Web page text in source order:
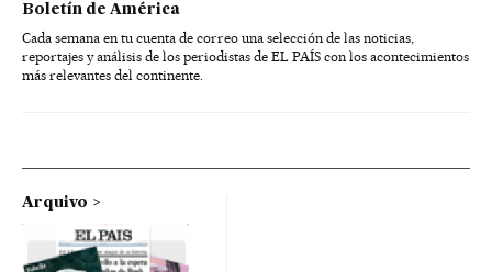
Boletín de América
Cada semana en tu cuenta de correo una selección de las noticias,
reportajes y análisis de los periodistas de EL PAÍS con los acontecimientos
más relevantes del continente.
Arquivo